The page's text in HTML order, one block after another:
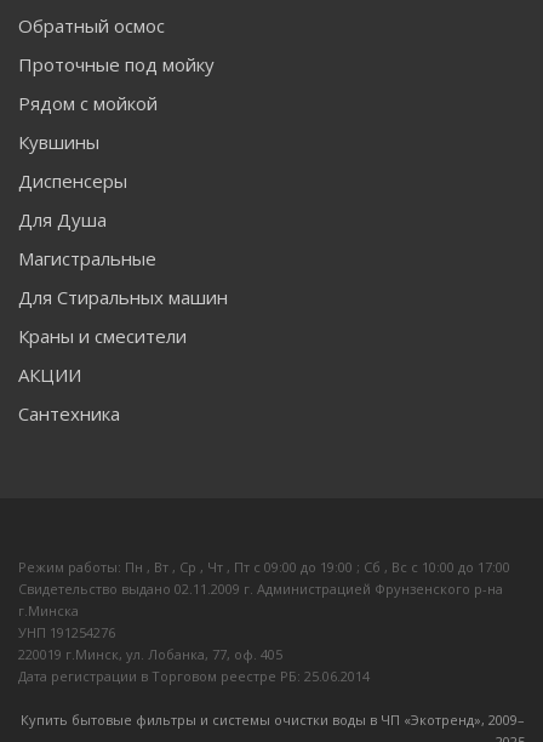
Обратный осмос
Проточные под мойку
Рядом с мойкой
Кувшины
Диспенсеры
Для Душа
Магистральные
Для Стиральных машин
Краны и смесители
АКЦИИ
Сантехника
Режим работы: Пн , Вт , Ср , Чт , Пт c 09:00 до 19:00 ; Сб , Вс c 10:00 до 17:00
Свидетельство выдано 02.11.2009 г. Администрацией Фрунзенского р-на
г.Минска
УНП 191254276
220019 г.Минск, ул. Лобанка, 77, оф. 405
Дата регистрации в Торговом реестре РБ: 25.06.2014
Купить бытовые фильтры и системы очистки воды в ЧП «Экотренд», 2009–